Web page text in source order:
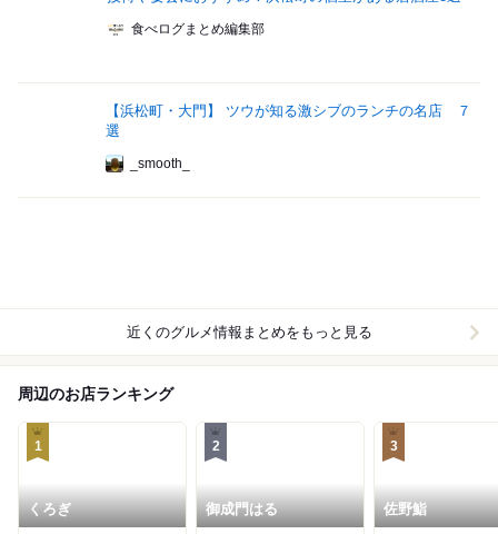
食べログまとめ編集部
【浜松町・大門】 ツウが知る激シブのランチの名店 ７
選
_smooth_
近くのグルメ情報まとめをもっと見る
周辺のお店ランキング
1
くろぎ
2
御成門はる
3
佐野鮨